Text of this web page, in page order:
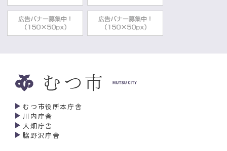
むつ市役所本庁舎
川内庁舎
大畑庁舎
脇野沢庁舎